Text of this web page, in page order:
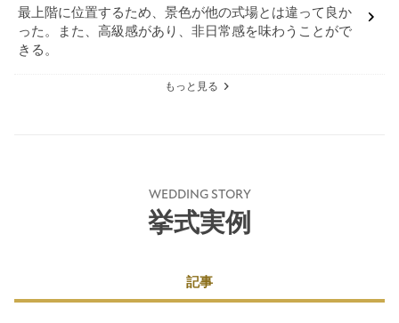
最上階に位置するため、景色が他の式場とは違って良か
った。また、高級感があり、非日常感を味わうことがで
きる。
もっと見る
WEDDING STORY
挙式実例
記事